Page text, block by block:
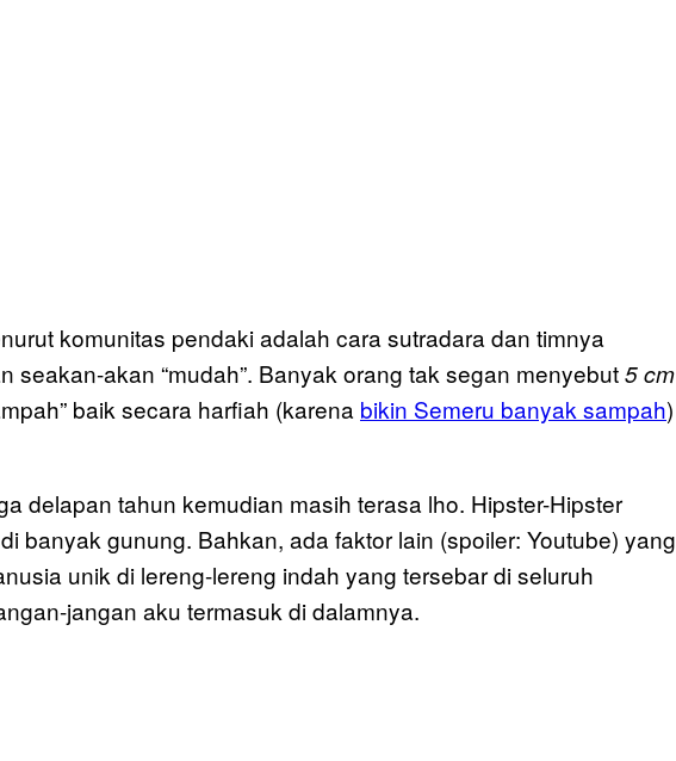
komunitas pendaki adalah cara sutradara dan timnya
seakan-akan “mudah”. Banyak orang tak segan menyebut5 cm
baik secara harfiah (karena bikin Semeru banyak sampah)
delapan tahun kemudian masih terasa lho. Hipster-Hipster
banyak gunung. Bahkan, ada faktor lain (spoiler: Youtube) yang
unik di lereng-lereng indah yang tersebar di seluruh
jangan aku termasuk di dalamnya.